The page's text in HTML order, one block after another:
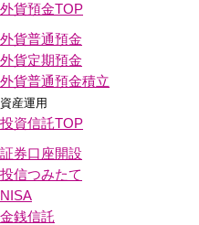
外貨預金TOP
外貨普通預金
外貨定期預金
外貨普通預金積立
資産運用
投資信託TOP
証券口座開設
投信つみたて
NISA
金銭信託